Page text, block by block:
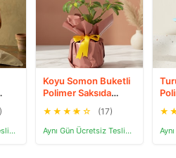
Aynı Gün Ücretsiz Teslimat
Koyu Somon Buketli
Polimer Saksıda
★ ★ ★ ★ ☆ (17)
Aynı Gün Ücretsiz Teslimat
★